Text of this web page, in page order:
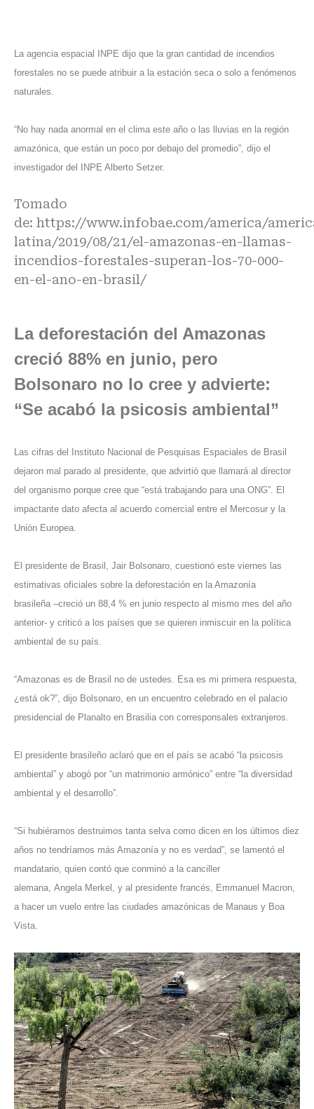
La agencia espacial INPE dijo que la gran cantidad de incendios
forestales no se puede atribuir a la estación seca o solo a fenómenos
naturales.
“No hay nada anormal en el clima este año o las lluvias en la región
amazónica, que están un poco por debajo del promedio”, dijo el
investigador del INPE Alberto Setzer.
Tomado
de: https://www.infobae.com/america/
latina/2019/08/21/el-amazonas-en-llamas-
incendios-forestales-superan-los-70-000-
en-el-ano-en-brasil/
La deforestación del Amazonas
creció 88% en junio, pero
Bolsonaro no lo cree y advierte:
“Se acabó la psicosis ambiental”
Las cifras del Instituto Nacional de Pesquisas Espaciales de Brasil
dejaron mal parado al presidente, que advirtió que llamará al director
del organismo porque cree que “está trabajando para una ONG”. El
impactante dato afecta al acuerdo comercial entre el Mercosur y la
Unión Europea.
El presidente de Brasil, Jair Bolsonaro, cuestionó este viernes las
estimativas oficiales sobre la deforestación en la Amazonía
brasileña –creció un 88,4 % en junio respecto al mismo mes del año
anterior- y criticó a los países que se quieren inmiscuir en la política
ambiental de su país.
“Amazonas es de Brasil no de ustedes. Esa es mi primera respuesta,
¿está ok?”, dijo Bolsonaro, en un encuentro celebrado en el palacio
presidencial de Planalto en Brasilia con corresponsales extranjeros.
El presidente brasileño aclaró que en el país se acabó “la psicosis
ambiental” y abogó por “un matrimonio armónico” entre “la diversidad
ambiental y el desarrollo”.
“Si hubiéramos destruimos tanta selva como dicen en los últimos diez
años no tendríamos más Amazonía y no es verdad”, se lamentó el
mandatario, quien contó que conminó a la canciller
alemana, Angela Merkel, y al presidente francés, Emmanuel Macron,
a hacer un vuelo entre las ciudades amazónicas de Manaus y Boa
Vista.